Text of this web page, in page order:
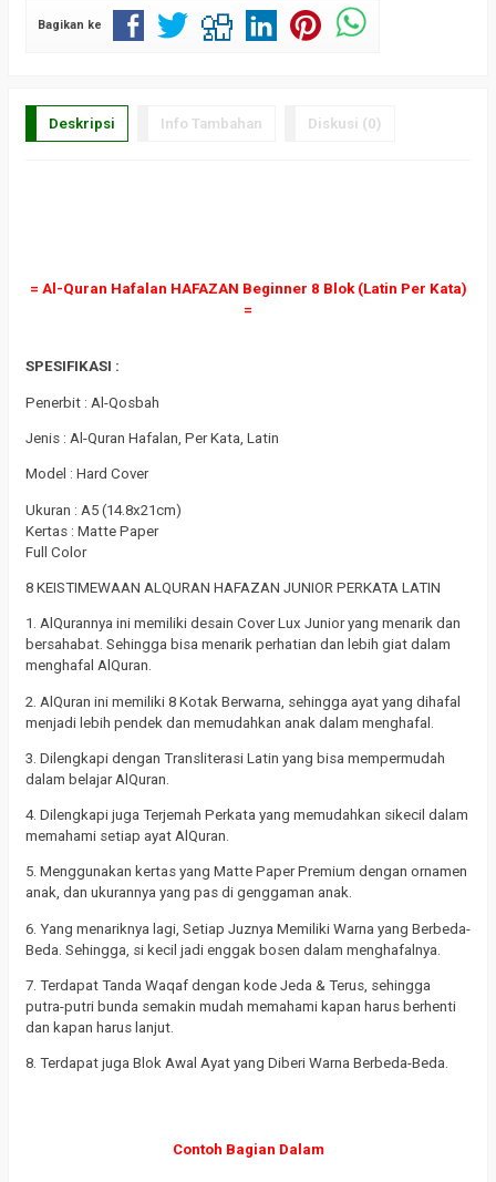
Bagikan ke
Deskripsi Info Tambahan Diskusi (0)
= Al-Quran Hafalan HAFAZAN Beginner 8 Blok (Latin Per Kata)
=
SPESIFIKASI :
Penerbit : Al-Qosbah
Jenis : Al-Quran Hafalan, Per Kata, Latin
Model : Hard Cover
Ukuran : A5 (14.8x21cm)
Kertas : Matte Paper
Full Color
8 KEISTIMEWAAN ALQURAN HAFAZAN JUNIOR PERKATA LATIN
1. AlQurannya ini memiliki desain Cover Lux Junior yang menarik dan
bersahabat. Sehingga bisa menarik perhatian dan lebih giat dalam
menghafal AlQuran.
2. AlQuran ini memiliki 8 Kotak Berwarna, sehingga ayat yang dihafal
menjadi lebih pendek dan memudahkan anak dalam menghafal.
3. Dilengkapi dengan Transliterasi Latin yang bisa mempermudah
dalam belajar AlQuran.
4. Dilengkapi juga Terjemah Perkata yang memudahkan sikecil dalam
memahami setiap ayat AlQuran.
5. Menggunakan kertas yang Matte Paper Premium dengan ornamen
anak, dan ukurannya yang pas di genggaman anak.
6. Yang menariknya lagi, Setiap Juznya Memiliki Warna yang Berbeda-
Beda. Sehingga, si kecil jadi enggak bosen dalam menghafalnya.
7. Terdapat Tanda Waqaf dengan kode Jeda & Terus, sehingga
putra-putri bunda semakin mudah memahami kapan harus berhenti
dan kapan harus lanjut.
8. Terdapat juga Blok Awal Ayat yang Diberi Warna Berbeda-Beda.
Contoh Bagian Dalam